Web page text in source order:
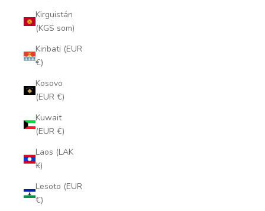
Kirguistán
(KGS som)
Kiribati (EUR
€)
Kosovo
(EUR €)
Kuwait
(EUR €)
Laos (LAK
₭)
Lesoto (EUR
€)